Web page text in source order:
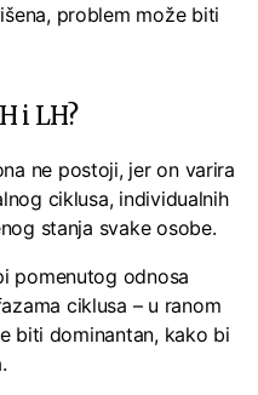
problem može biti
i LH?
ne postoji, jer on varira
ciklusa, individualnih
stanja svake osobe.
pomenutog odnosa
ciklusa – u ranom
biti dominantan, kako bi